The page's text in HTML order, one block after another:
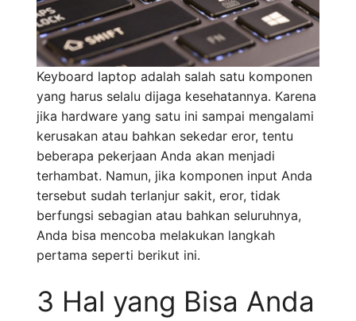
Keyboard laptop adalah salah satu komponen
yang harus selalu dijaga kesehatannya. Karena
jika hardware yang satu ini sampai mengalami
kerusakan atau bahkan sekedar eror, tentu
beberapa pekerjaan Anda akan menjadi
terhambat. Namun, jika komponen input Anda
tersebut sudah terlanjur sakit, eror, tidak
berfungsi sebagian atau bahkan seluruhnya,
Anda bisa mencoba melakukan langkah
pertama seperti berikut ini.
3 Hal yang Bisa Anda